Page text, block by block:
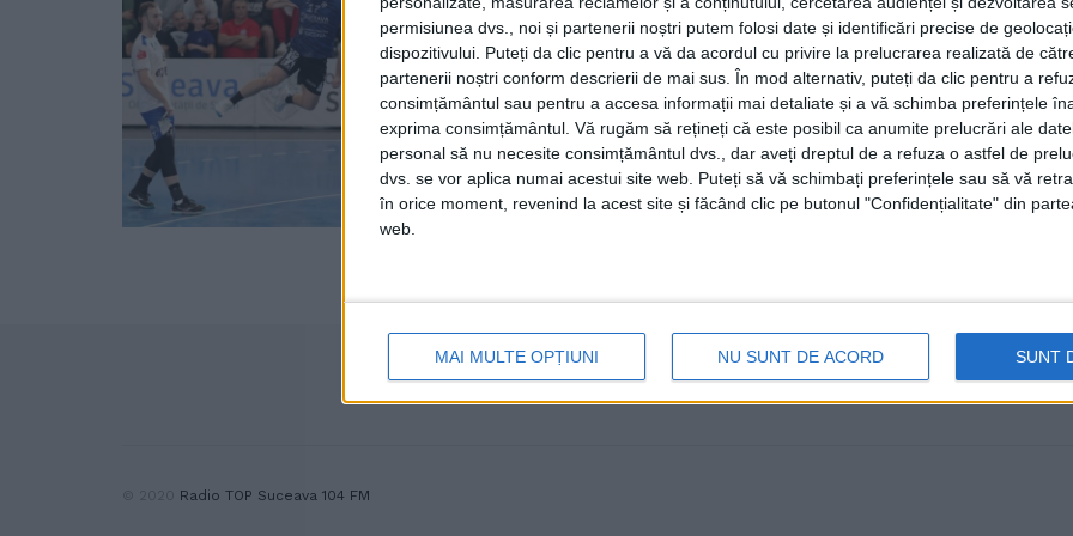
permisiunea dvs., noi și partenerii noștri putem folosi date și identificări precise de
dispozitivului. Puteți da clic pentru a vă da acordul cu privire la prelucrarea realizată de
partenerii noștri conform descrierii de mai sus. În mod alternativ, puteți da clic pentru a
consimțământul sau pentru a accesa informații mai detaliate și a vă schimba preferințele
exprima consimțământul. Vă rugăm să rețineți că este posibil ca anumite prelucrări ale
personal să nu necesite consimțământul dvs., dar aveți dreptul de a refuza o astfel de
dvs. se vor aplica numai acestui site web. Puteți să vă schimbați preferințele sau să vă
în orice moment, revenind la acest site și făcând clic pe butonul "Confidențialitate" din
web.
MAI MULTE OPȚIUNI NU SUNT DE ACORD SUNT
octombrie și că vor primi un
de lei
30 APRILIE, 2026
Handbaliștii de la CSU Suceava și coordonatorul lor,
Consiliul Județean Suceava chiar în ...
Radio TOP Suceava 104 FM